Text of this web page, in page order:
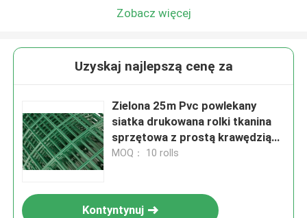
Zobacz więcej
Uzyskaj najlepszą cenę za
Zielona 25m Pvc powlekany
siatka drukowana rolki tkanina
sprzętowa z prostą krawędzią
dla ogrodzeń
MOQ： 10 rolls
Kontyntynuj